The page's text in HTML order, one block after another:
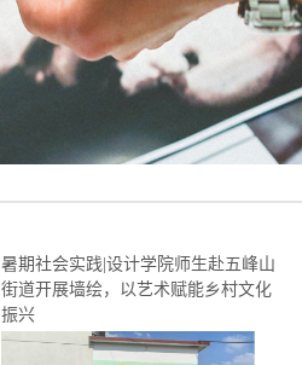
暑期社会实践|设计学院师生赴五峰山
街道开展墙绘，以艺术赋能乡村文化
振兴